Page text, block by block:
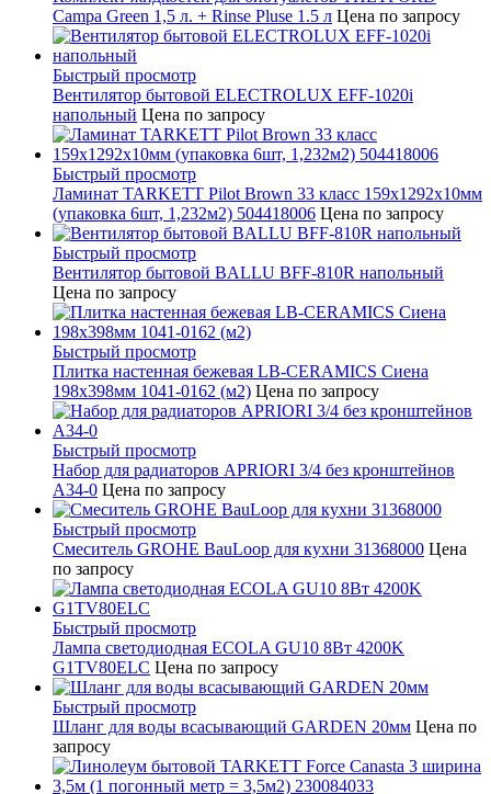
Campa Green 1,5 л. + Rinse Pluse 1.5 л Цена по запросу
Быстрый просмотр
Вентилятор бытовой ELECTROLUX EFF-1020i
напольный Цена по запросу
Быстрый просмотр
Ламинат TARKETT Pilot Brown 33 класс 159х1292х10мм
(упаковка 6шт, 1,232м2) 504418006 Цена по запросу
Быстрый просмотр
Вентилятор бытовой BALLU BFF-810R напольный
Цена по запросу
Быстрый просмотр
Плитка настенная бежевая LB-CERAMICS Сиена
198x398мм 1041-0162 (м2) Цена по запросу
Быстрый просмотр
Набор для радиаторов APRIORI 3/4 без кронштейнов
A34-0 Цена по запросу
Быстрый просмотр
Смеситель GROHE BauLoop для кухни 31368000 Цена
по запросу
Быстрый просмотр
Лампа светодиодная ECOLA GU10 8Вт 4200K
G1TV80ELC Цена по запросу
Быстрый просмотр
Шланг для воды всасывающий GARDEN 20мм Цена по
запросу